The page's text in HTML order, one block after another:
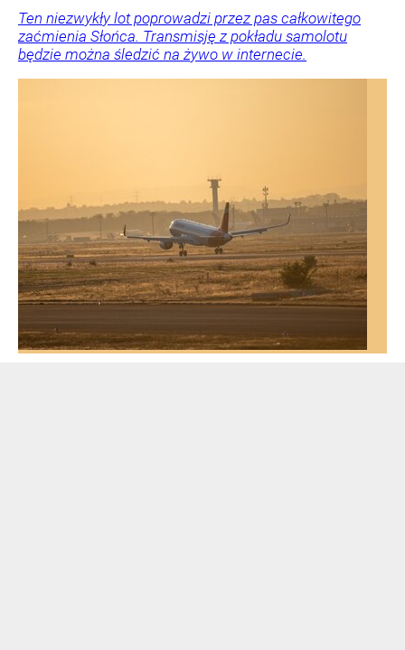
Ten niezwykły lot poprowadzi przez pas całkowitego
zaćmienia Słońca. Transmisję z pokładu samolotu
będzie można śledzić na żywo w internecie.